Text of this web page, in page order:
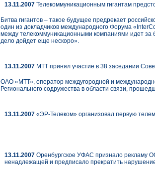
13.11.2007 Телекоммуникационным гигантам
Битва гигантов – такое будущее предрекает
один из докладчиков международного Форума
между телекоммуникационными компаниями идет за
дело дойдет еще нескоро».
13.11.2007 МТТ принял участие в 38 заседании
ОАО «МТТ», оператор междугородной и
Регионального содружества в области связи,
13.11.2007 «ЭР-Телеком» организовал первую
13.11.2007 Оренбургское УФАС признало рекламу
ненадлежащей и предписало прекратить